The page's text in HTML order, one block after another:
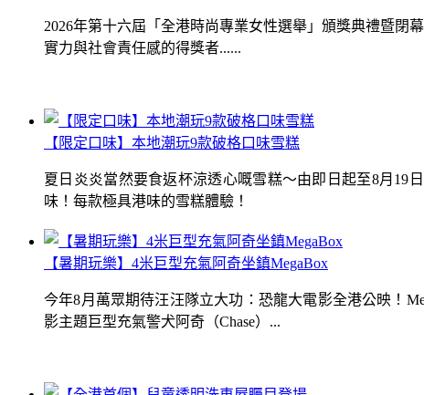
【限定口味】本地潮玩9款破格口味雪糕
夏日炎炎當然要食返杯涼透心嘅雪糕～由即日起至8月19
味！每款極具港味的雪糕體驗！
2026年第十六屆「全港時尚專業女性選舉」頒獎典禮暨閉
實力與社會責任感的得獎者......
【暑期玩樂】4米巨型充氣阿奇坐鎮MegaBox
今年8月萬眾期待汪汪隊立大功：恐龍大電影全港公映！
影主題巨型充氣警犬阿奇（Chase）...